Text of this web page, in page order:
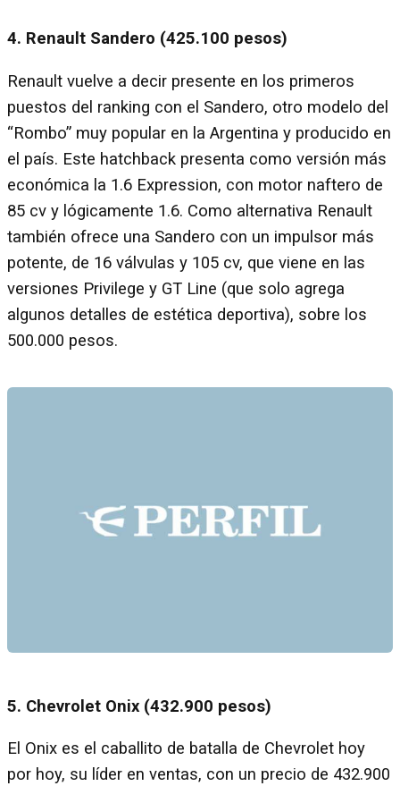
4. Renault Sandero (425.100 pesos)
Renault vuelve a decir presente en los primeros
puestos del ranking con el Sandero, otro modelo del
“Rombo” muy popular en la Argentina y producido en
el país. Este hatchback presenta como versión más
económica la 1.6 Expression, con motor naftero de
85 cv y lógicamente 1.6. Como alternativa Renault
también ofrece una Sandero con un impulsor más
potente, de 16 válvulas y 105 cv, que viene en las
versiones Privilege y GT Line (que solo agrega
algunos detalles de estética deportiva), sobre los
500.000 pesos.
5. Chevrolet Onix (432.900 pesos)
El Onix es el caballito de batalla de Chevrolet hoy
por hoy, su líder en ventas, con un precio de 432.900